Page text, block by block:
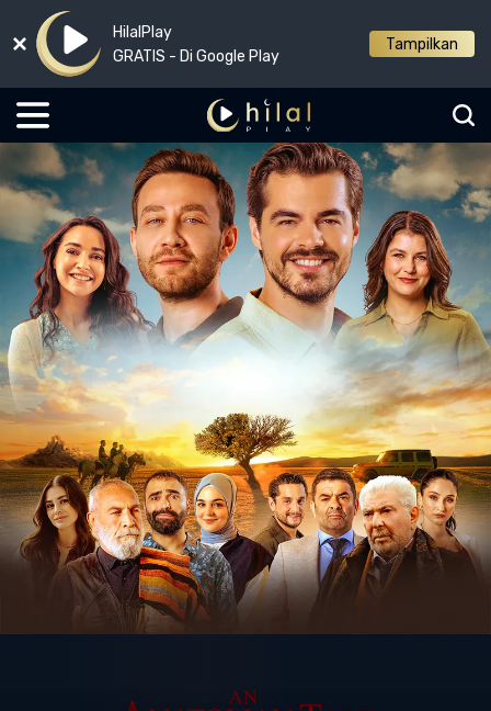
HilalPlay
GRATIS - Di Google Play
Tampilkan